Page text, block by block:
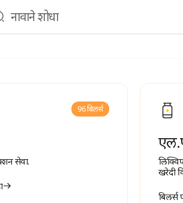
96 बिलर्स
सेवा.
खरेदी
बिलर्स